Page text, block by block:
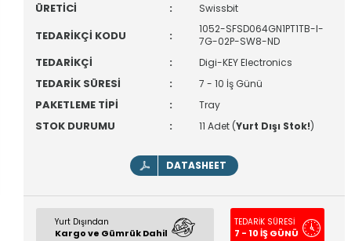
ÜRETİCİ : Swissbit
TEDARİKÇİ KODU :
1052-SFSD064GN1PT1TB-I-
7G-02P-SW8-ND
TEDARİKÇİ : Digi-KEY Electronics
TEDARİK SÜRESİ : 7 - 10 İş Günü
PAKETLEME TİPİ : Tray
STOK DURUMU : 11 Adet (Yurt Dışı Stok!)
DATASHEET
Yurt Dışından
Kargo ve Gümrük Dahil
TEDARİK SÜRESİ
7 - 10 İŞ GÜNÜ